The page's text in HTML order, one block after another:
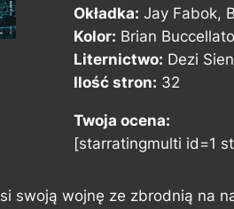
Okładka: Jay Fabok,
Kolor: Brian
Liternictwo: Dezi
Ilość stron: 32
Twoja ocena:
[starratingmulti id=1
swoją wojnę ze zbrodnią na